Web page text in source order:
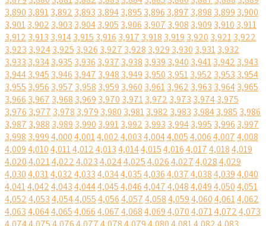
3,890 3,8913,892 3,893 3,8943,895 3,896 3,897 3,898 3,899 3,900
3,9013,902 3,903 3,9043,905 3,906 3,907 3,908 3,909 3,910 3,911
3,912 3,913 3,9143,915 3,916 3,917 3,918 3,919 3,920 3,9213,922
3,923 3,9243,925 3,926 3,927 3,928 3,929 3,930 3,9313,932
3,933 3,9343,935 3,936 3,937 3,938 3,939 3,940 3,9413,942 3,943
3,9443,945 3,946 3,947 3,948 3,949 3,950 3,9513,952 3,953 3,954
3,955 3,956 3,957 3,958 3,959 3,960 3,9613,962 3,963 3,9643,965
3,966 3,967 3,968 3,969 3,970 3,9713,972 3,973 3,9743,975
3,976 3,977 3,978 3,979 3,980 3,9813,982 3,983 3,9843,985 3,986
3,987 3,988 3,989 3,990 3,9913,992 3,993 3,9943,995 3,996 3,997
3,998 3,9994,0004,0014,0024,0034,0044,0054,0064,0074,008
4,0094,0104,0114,0124,0134,0144,0154,0164,0174,0184,019
4,0204,0214,0224,0234,0244,0254,0264,0274,0284,029
4,0304,0314,0324,0334,0344,0354,0364,0374,0384,0394,040
4,0414,0424,0434,0444,0454,0464,0474,0484,0494,0504,051
4,0524,0534,0544,0554,0564,0574,0584,0594,0604,0614,062
4,0634,0644,0654,0664,0674,0684,0694,0704,0714,0724,073